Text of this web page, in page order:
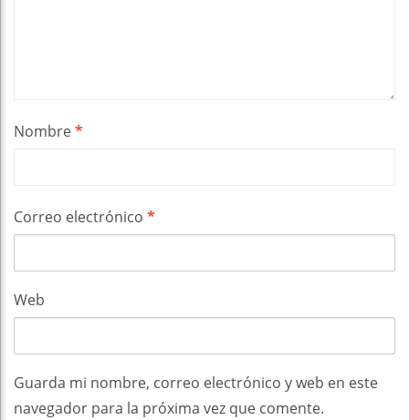
Nombre*
Correo electrónico *
Web
Guarda mi nombre, correo electrónico y web en este
navegador para la próxima vez que comente.